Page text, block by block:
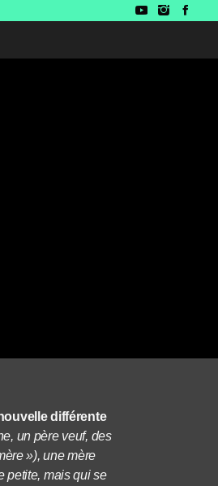
différente
un père veuf, des
»), une mère
petite, mais qui se